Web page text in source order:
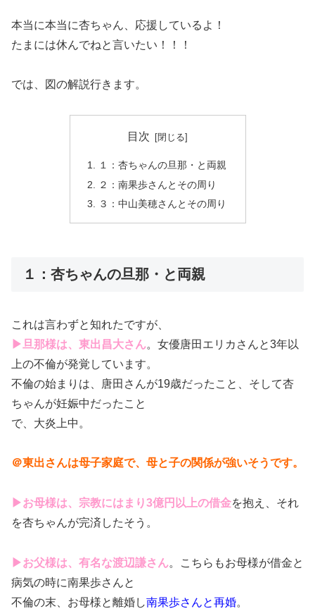
本当に本当に杏ちゃん、応援しているよ！
たまには休んでねと言いたい！！！
では、図の解説行きます。
目次
１：杏ちゃんの旦那・と両親
２：南果歩さんとその周り
３：中山美穂さんとその周り
１：杏ちゃんの旦那・と両親
これは言わずと知れたですが、
▶旦那様は、東出昌大さん。女優唐田エリカさんと3年以
上の不倫が発覚しています。
不倫の始まりは、唐田さんが19歳だったこと、そして杏
ちゃんが妊娠中だったこと
で、大炎上中。
＠東出さんは母子家庭で、母と子の関係が強いそうです。
▶お母様は、宗教にはまり3億円以上の借金を抱え、それ
を杏ちゃんが完済したそう。
▶お父様は、有名な渡辺謙さん。こちらもお母様が借金と
病気の時に南果歩さんと
不倫の末、お母様と離婚し南果歩さんと再婚。